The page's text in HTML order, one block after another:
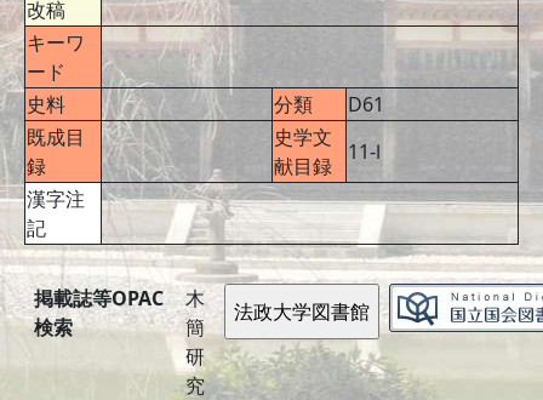
改稿
キーワ
ード
史料
分類
D61
既成目
録
史学文
献目録
11-Ⅰ
漢字注
記
掲載誌等OPAC
検索
木
簡
研
究